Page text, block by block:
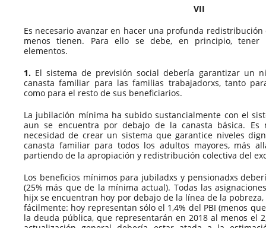
VII
Es necesario avanzar en hacer una profunda
menos tienen. Para ello se debe, en principio, tener
elementos.
1. El sistema de previsión social debería garantizar un
canasta familiar para las familias trabajadorxs, tanto
como para el resto de sus beneficiarios.
La jubilación mínima ha subido sustancialmente con el
aun se encuentra por debajo de la canasta básica. Es
necesidad de crear un sistema que garantice niveles
canasta familiar para todos los adultos mayores, más
partiendo de la apropiación y redistribución colectiva del
Los beneficios mínimos para jubiladxs y pensionadxs
(25% más que de la mínima actual). Todas las
hijx se encuentran hoy por debajo de la línea de la
fácilmente: hoy representan sólo el 1,4% del PBI (menos
la deuda pública, que representarán en 2018 al menos el